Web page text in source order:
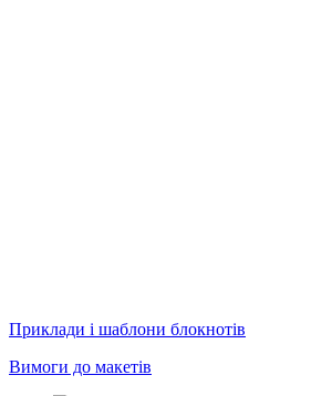
Приклади і шаблони блокнотів
Вимоги до макетів